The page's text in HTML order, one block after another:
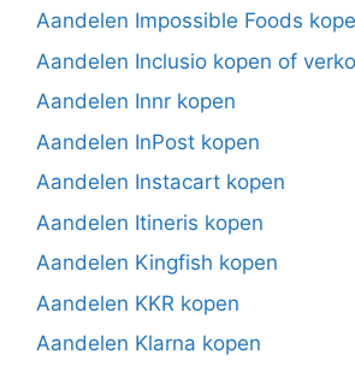
Aandelen Impossible Foods
Aandelen Inclusio kopen of
Aandelen Innr kopen
Aandelen InPost kopen
Aandelen Instacart kopen
Aandelen Itineris kopen
Aandelen Kingfish kopen
Aandelen KKR kopen
Aandelen Klarna kopen